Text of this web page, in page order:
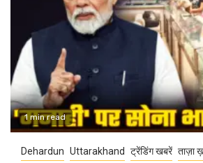
1 min read
Dehardun Uttarakhand ट्रेंडिंग खबरें ताज़ा